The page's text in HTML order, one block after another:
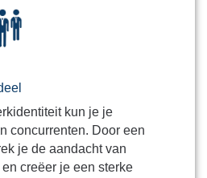
kun je je
concurrenten. Door een
je de aandacht van
creëer je een sterke